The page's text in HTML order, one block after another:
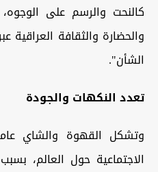
كالنحت والرسم على
والحضارة والثقافة
الشأن".
تعدد النكهات والجودة
وتشكل القهوة والشاي
الاجتماعية حول العالم،